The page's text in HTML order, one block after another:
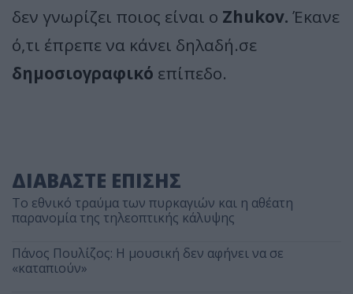
δεν γνωρίζει ποιος είναι ο Zhukov. Έκανε
ό,τι έπρεπε να κάνει δηλαδή.σε
δημοσιογραφικό επίπεδο.
ΔΙΑΒΑΣΤΕ ΕΠΙΣΗΣ
Το εθνικό τραύμα των πυρκαγιών και η αθέατη
παρανομία της τηλεοπτικής κάλυψης
Πάνος Πουλίζος: Η μουσική δεν αφήνει να σε
«καταπιούν»